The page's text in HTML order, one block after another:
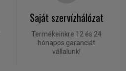
Saját szervízhálózat
Termékeinkre 12 és 24
hónapos garanciát
vállalunk!